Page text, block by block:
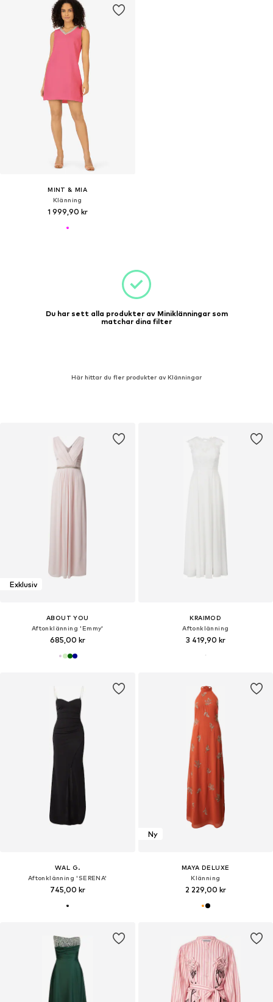
MINT & MIA
Klänning
1 999,90 kr
Du har sett alla produkter av Miniklänningar som
matchar dina filter
Här hittar du fler produkter av Klänningar
Exklusiv
ABOUT YOU
Aftonklänning 'Emmy'
685,00 kr
KRAIMOD
Aftonklänning
3 419,90 kr
WAL G.
Aftonklänning 'SERENA'
745,00 kr
Ny
MAYA DELUXE
Klänning
2 229,00 kr